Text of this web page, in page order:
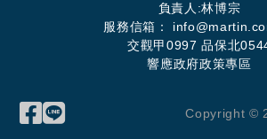
有 308 間客房提供迷你吧和平板電視；
家的舒適。客房設有私人陽台。提供免費
與朋友保持聯繫；有線頻道可滿足您的娛
淋浴設施，配有大花灑淋浴噴頭和免費洗
負責人:林博宗
服務信箱：
交觀甲0997 品保北
響應政府政策專區
Copyright ©